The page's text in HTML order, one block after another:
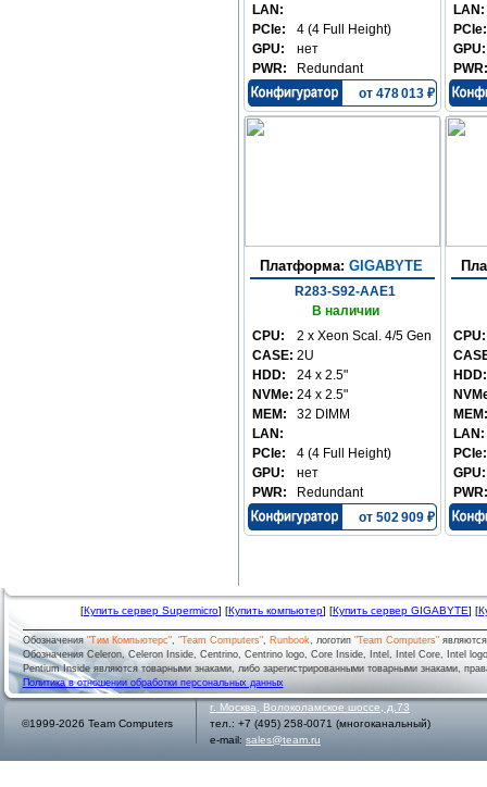
LAN:
PCIe:
4 (4 Full Height)
GPU:
нет
PWR:
Redundant
от 478 013 ₽
LAN:
PCIe:
GPU:
PWR:
Платформа: GIGABYTE
R283-S92-AAE1
В наличии
CPU:
2 x Xeon Scal. 4/5 Gen
CASE: 2U
HDD:
24 x 2.5"
NVMe: 24 x 2.5"
MEM:
32 DIMM
LAN:
PCIe:
4 (4 Full Height)
GPU:
нет
PWR:
Redundant
от 502 909 ₽
CPU:
HDD:
MEM:
LAN:
PCIe:
GPU:
PWR:
[Купить сервер Supermicro] [Купить компьютер] [Купить сервер GIGABYTE] [
Обозначения"Тим Компьютерс", "Team Computers", Runbook, логотип "Team Computers"
Обозначения Celeron, Celeron Inside, Centrino, Centrino logo, Core Inside, Intel, Intel Core, Intel
Pentium Inside являются товарными знаками, либо зарегистрированными товарными знаками,
Политика в отношении обработки персональных данных
©1999-2026 Team Computers
г. Москва
Волоколамское шоссе, д.73
тел.: +7 (495) 258-0071 (многоканальный)
e-mail: sales@team.ru